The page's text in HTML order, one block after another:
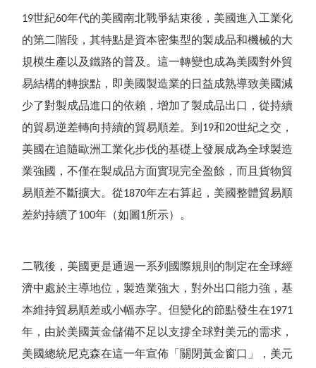
19世紀60年代的美國南北戰爭結束後，美國進入工業化
的第二階段，其特點是資本密集型的製成品和機械的大
規模生產以及鐵路的普及。這一轉變也成為美國對外貿
易結構的轉捩點，即美國製造業的日益成熟導致美國減
少了對製成品進口的依賴，增加了製成品出口，從持續
的貿易逆差轉向持續的貿易順差。到 19和20世紀之交，
美國在追隨歐洲工業化步伐的基礎上發展成為全球製造
業強國，不僅在製成品方面實現完全盈餘，而且貨物貿
易順差不斷擴大。從1870年左右算起，美國整體貿易順
差約持續了100年（如圖 1所示）。
二戰後，美國更是通過一系列國際規則的制定在全球經
濟中處於主導地位，製造業強大，對外出口能力強，基
本維持貿易順差或小幅赤字。但變化的節點發生在1971
年，由於美國黃金儲備不足以支撐全球對美元的需求，
美國總統尼克森在這一年宣佈 「 關閉黃金窗口 」
，美元